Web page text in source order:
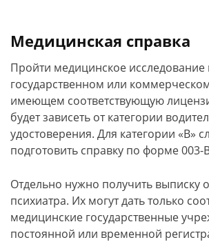
Медицинская справка
Пройти медицинское
государственном или
имеющем соответствующую
будет зависеть от категории
удостоверения. Для категории «B»
подготовить справку по форме 003-
Отдельно нужно получить выписку
психиатра. Их могут дать только
медицинские государственные
постоянной или временной